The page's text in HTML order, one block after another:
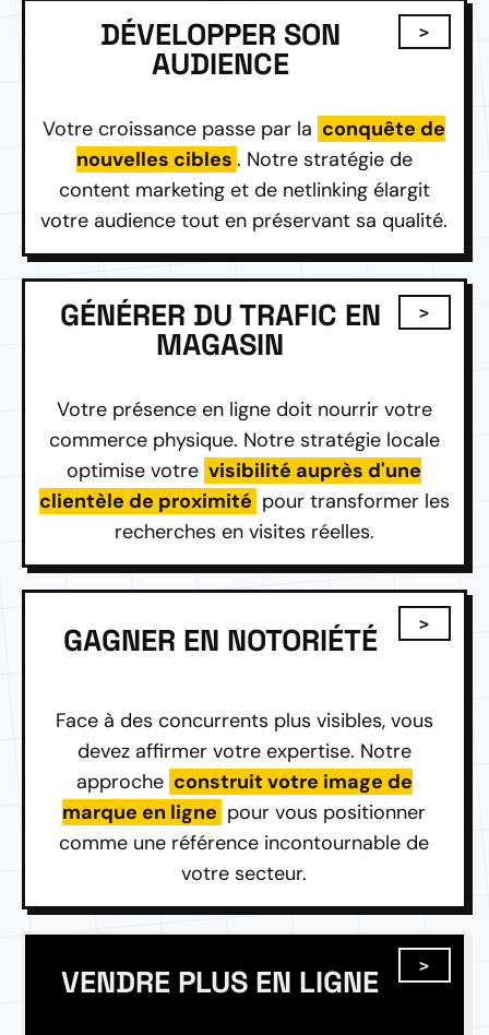
DÉVELOPPER SON
AUDIENCE
Votre croissance passe par la conquête de
nouvelles cibles . Notre stratégie de
content marketing et de netlinking élargit
votre audience tout en préservant sa qualité.
GÉNÉRER DU TRAFIC EN
MAGASIN
Votre présence en ligne doit nourrir votre
commerce physique. Notre stratégie locale
optimise votre visibilité auprès d'une
clientèle de proximité pour transformer les
recherches en visites réelles.
GAGNER EN NOTORIÉTÉ
Face à des concurrents plus visibles, vous
devez affirmer votre expertise. Notre
approche construit votre image de
marque en ligne pour vous positionner
comme une référence incontournable de
votre secteur.
VENDRE PLUS EN LIGNE